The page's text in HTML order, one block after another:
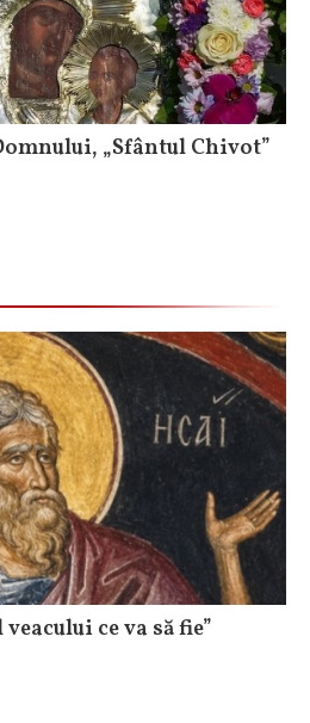
„Sfântul Chivot”
ce va să fie”